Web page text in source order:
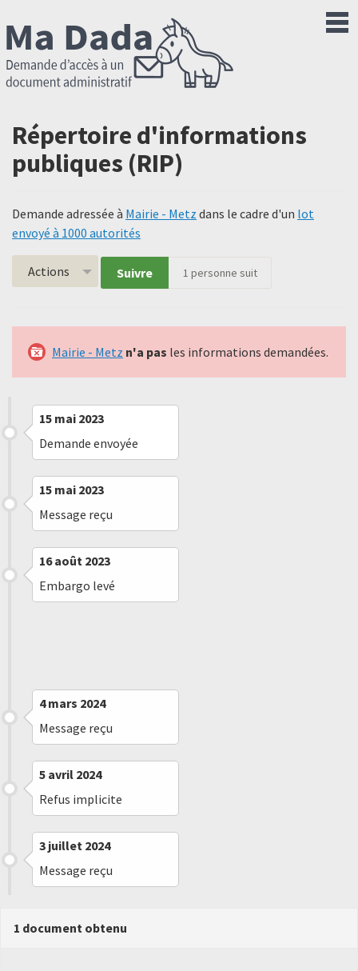
Répertoire d'informations
publiques (RIP)
Demande adressée à Mairie - Metz dans le cadre d'un lot
envoyé à 1000 autorités
Actions Suivre 1 personne suit
Mairie - Metz n'a pas les informations demandées.
15 mai 2023
Demande envoyée
15 mai 2023
Message reçu
16 août 2023
Embargo levé
4 mars 2024
Message reçu
5 avril 2024
Refus implicite
3 juillet 2024
Message reçu
1 document obtenu